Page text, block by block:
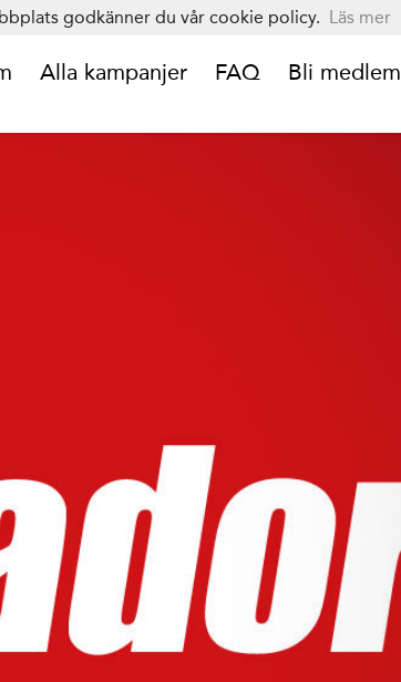
Alla kampanjer FAQ Bli medlem
godkänner du vår cookie policy. Läs mer